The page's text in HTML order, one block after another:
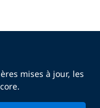
mises à jour, les